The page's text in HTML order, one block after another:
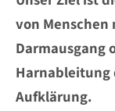
von
Darmausgang
Aufklärung.